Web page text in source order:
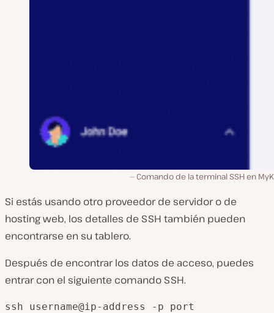
Comando de la terminal SSH en
Si estás usando otro proveedor de servidor o de
hosting web, los detalles de SSH también pueden
encontrarse en su tablero.
Después de encontrar los datos de acceso, puedes
entrar con el siguiente comando SSH.
ssh username@ip-address -p port